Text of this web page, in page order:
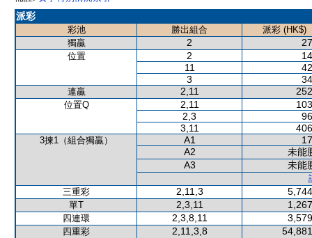
派彩
彩池 勝出組合
派彩 (HK$)
獨贏
2
位置 2
11
3
連贏 2,11
位置Q 2,11
2,3
3,11
3揀1（組合獨贏） A1
A2
未能
A3
未能
三重彩
2,11,3
單T 2,3,11
四連環 2,3,8,11
四重彩 2,11,3,8